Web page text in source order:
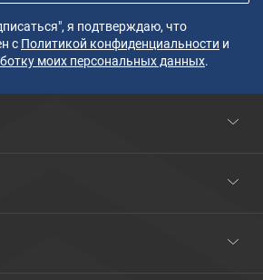
я подтверждаю, что
с Политикой конфиденциальности и
моих персональных данных.